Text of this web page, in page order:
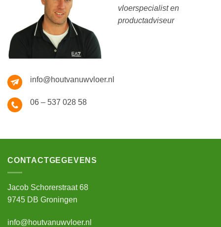
vloerspecialist en
productadviseur
info@houtvanuwvloer.nl
06 – 537 028 58
CONTACTGEGEVENS
Jacob Schorerstraat 68
9745 DB Groningen
info@houtvanuwvloer.nl